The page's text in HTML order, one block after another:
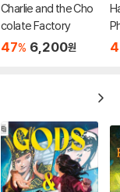
Charlie and the Cho
colate Factory
47% 6,200원
(